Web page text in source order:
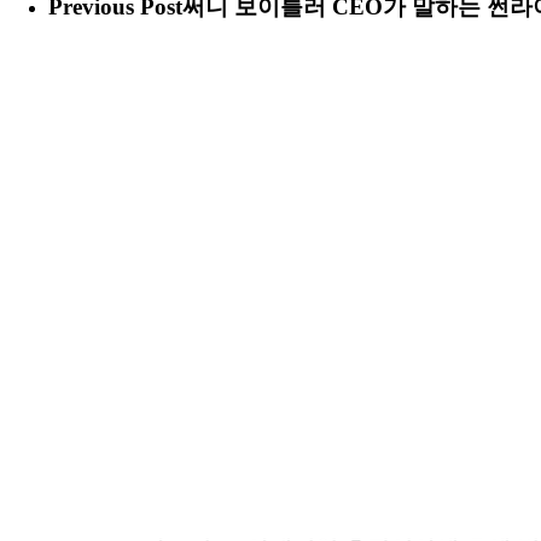
Previous Post써니 보이틀러 CEO가 말하는 썬라